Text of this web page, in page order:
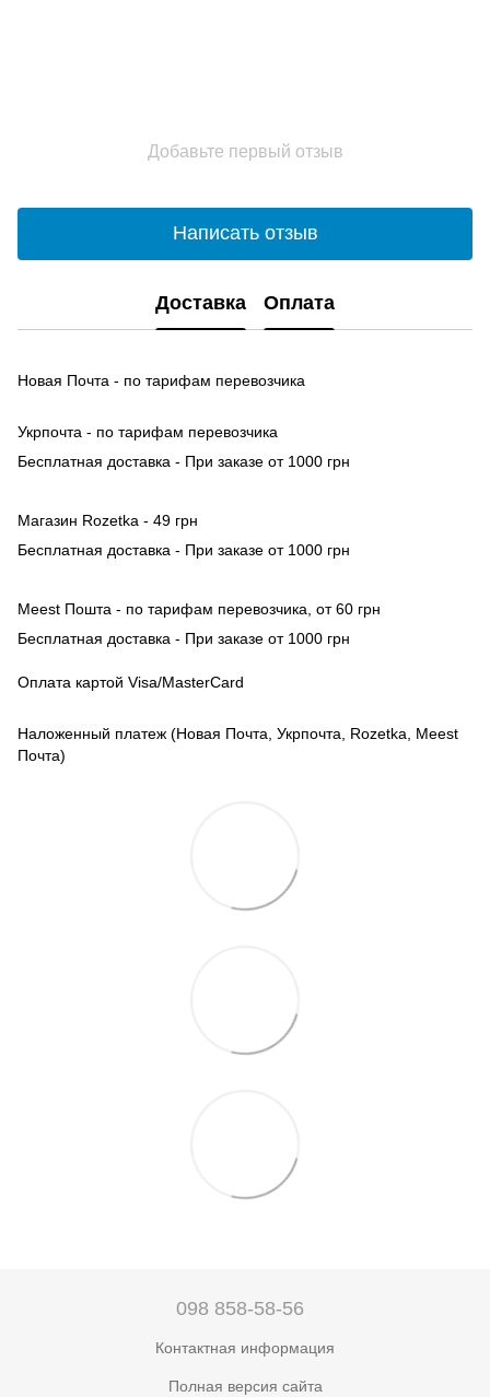
Добавьте первый отзыв
Написать отзыв
Доставка Оплата
Новая Почта - по тарифам перевозчика
Укрпочта - по тарифам перевозчика
Бесплатная доставка - При заказе от 1000 грн
Магазин Rozetka - 49 грн
Бесплатная доставка - При заказе от 1000 грн
Meest Пошта - по тарифам перевозчика, от 60 грн
Бесплатная доставка - При заказе от 1000 грн
Оплата картой Visa/MasterCard
Наложенный платеж (Новая Почта, Укрпочта, Rozetka, Meest
Почта)
098 858-58-56
Контактная информация
Полная версия сайта